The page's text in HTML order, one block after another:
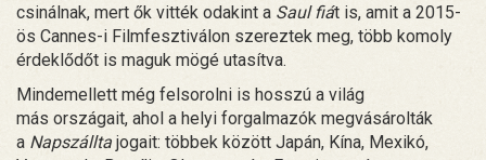
csinálnak, mert ők vitték odakint a Saul fiát is, amit a 2015-
ös Cannes-i Filmfesztiválon szereztek meg, több komoly
érdeklődőt is maguk mögé utasítva.
Mindemellett még felsorolni is hosszú a világ
más országait, ahol a helyi forgalmazók megvásárolták
a Napszállta jogait: többek között Japán, Kína, Mexikó,